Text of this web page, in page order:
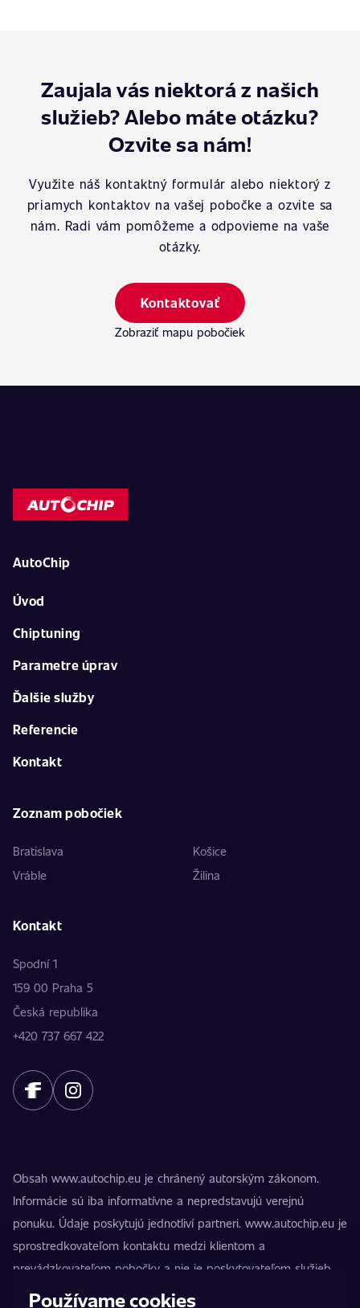
Zaujala vás niektorá z našich
služieb? Alebo máte otázku?
Ozvite sa nám!
Využite náš kontaktný formulár alebo niektorý z
priamych kontaktov na vašej pobočke a ozvite sa
nám. Radi vám pomôžeme a odpovieme na vaše
otázky.
Kontaktovať
Zobraziť mapu pobočiek
AutoChip
Úvod
Chiptuning
Parametre úprav
Ďalšie služby
Referencie
Kontakt
Zoznam pobočiek
Bratislava
Košice
Vráble
Žilina
Kontakt
Spodní 1
159 00 Praha 5
Česká republika
+420 737 667 422
Obsah www.autochip.eu je chránený autorským zákonom.
Informácie sú iba informatívne a nepredstavujú verejnú
ponuku. Údaje poskytujú jednotliví partneri. www.autochip.eu je
sprostredkovateľom kontaktu medzi klientom a
prevádzkovateľom pobočky a nie je poskytovateľom služieb.
AutoChip® je registrovaná ochranná známka Petra Kučeru.
Používame cookies